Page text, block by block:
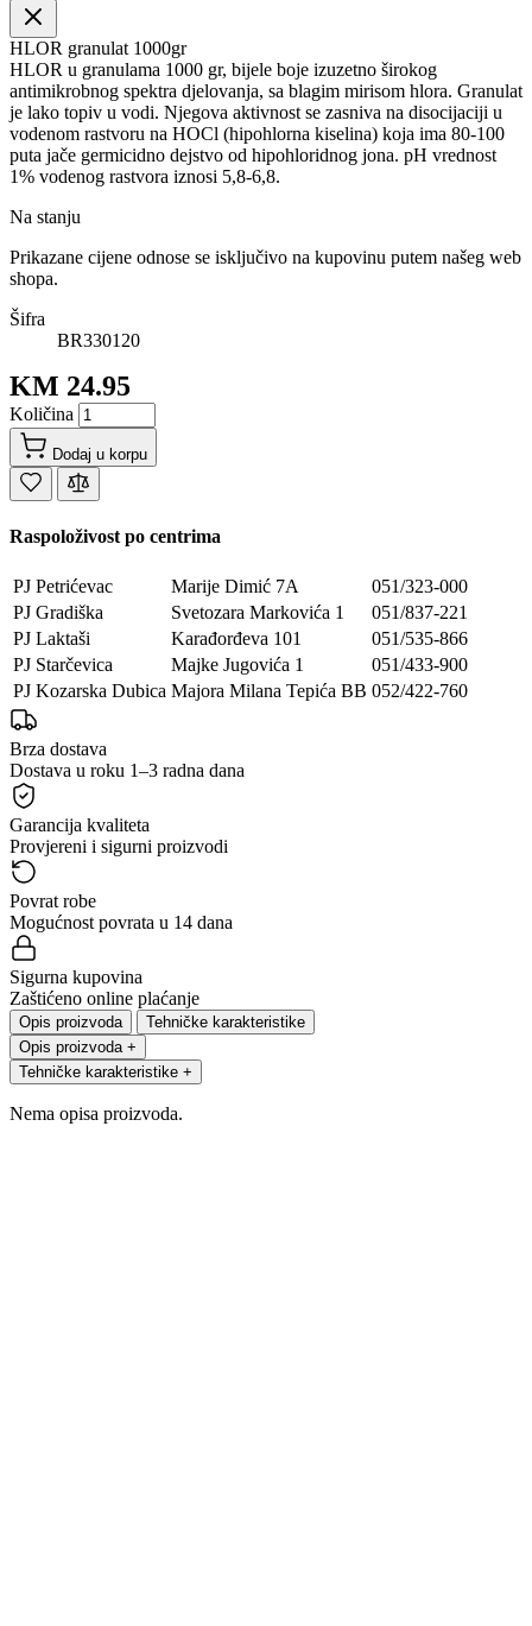
HLOR granulat 1000gr
HLOR u granulama 1000 gr, bijele boje izuzetno širokog
antimikrobnog spektra djelovanja, sa blagim mirisom hlora. Granulat
je lako topiv u vodi. Njegova aktivnost se zasniva na disocijaciji u
vodenom rastvoru na HOCl (hipohlorna kiselina) koja ima 80-100
puta jače germicidno dejstvo od hipohloridnog jona. pH vrednost
1% vodenog rastvora iznosi 5,8-6,8.
Na stanju
Prikazane cijene odnose se isključivo na kupovinu putem našeg web
shopa.
Šifra
BR330120
KM 24.95
Količina
Dodaj u korpu
Raspoloživost po centrima
PJ Petrićevac Marije Dimić 7A
051/323-000
PJ Gradiška
Svetozara Markovića 1
051/837-221
PJ Laktaši
Karađorđeva 101
051/535-866
PJ Starčevica
Majke Jugovića 1
051/433-900
PJ Kozarska Dubica Majora Milana Tepića BB 052/422-760
Brza dostava
Dostava u roku 1–3 radna dana
Garancija kvaliteta
Provjereni i sigurni proizvodi
Povrat robe
Mogućnost povrata u 14 dana
Sigurna kupovina
Zaštićeno online plaćanje
Opis proizvoda
Tehničke karakteristike
Opis proizvoda +
Tehničke karakteristike +
Nema opisa proizvoda.